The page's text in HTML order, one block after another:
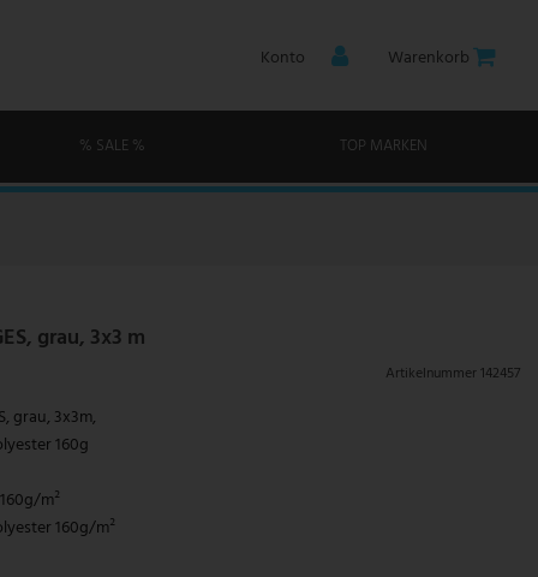
Konto Warenkorb
% SALE % TOP MARKEN
grau, 3x3 m
Artikelnummer142457
grau, 3x3m,
160g
m²
160g/m²